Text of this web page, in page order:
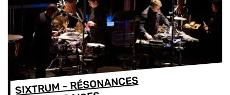
SIXTRUM - RÉSONANCES